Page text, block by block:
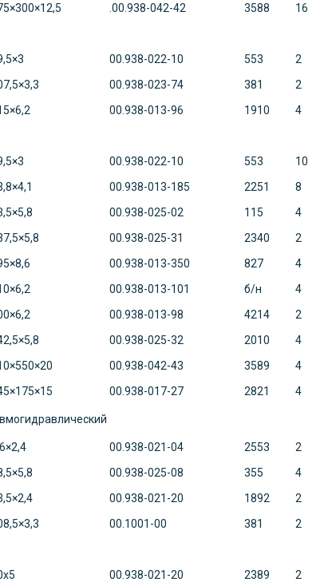
.00.938-042-42 3588
16
00.938-022-10 553 2
00.938-023-74 381 2
00.938-013-96 1910 4
00.938-022-10 553 10
00.938-013-185 2251 8
00.938-025-02 115 4
00.938-025-31 2340 2
00.938-013-350 827 4
00.938-013-101 б/н 4
00.938-013-98 4214 2
00.938-025-32 2010 4
00.938-042-43 3589 4
00.938-017-27 2821 4
00.938-021-04 2553 2
00.938-025-08 355 4
00.938-021-20 1892 2
00.1001-00 381 2
00.938-021-20 2389 2